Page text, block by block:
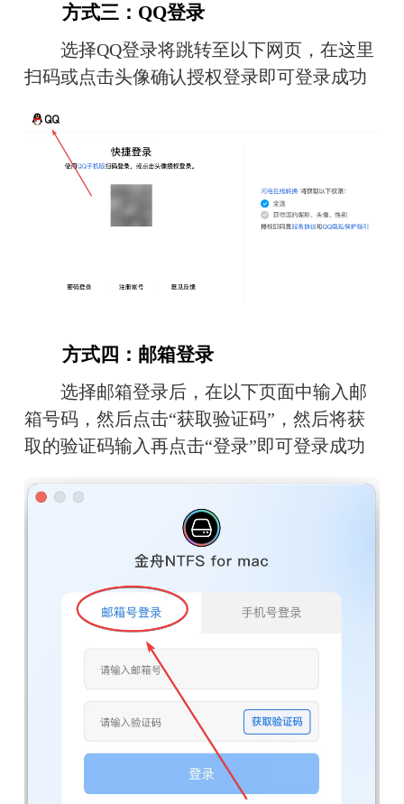
方式三：QQ登录
选择QQ登录将跳转至以下网页，在这里
扫码或点击头像确认授权登录即可登录成功
方式四：邮箱登录
选择邮箱登录后，在以下页面中输入邮
箱号码，然后点击“获取验证码”，然后将获
取的验证码输入再点击“登录”即可登录成功